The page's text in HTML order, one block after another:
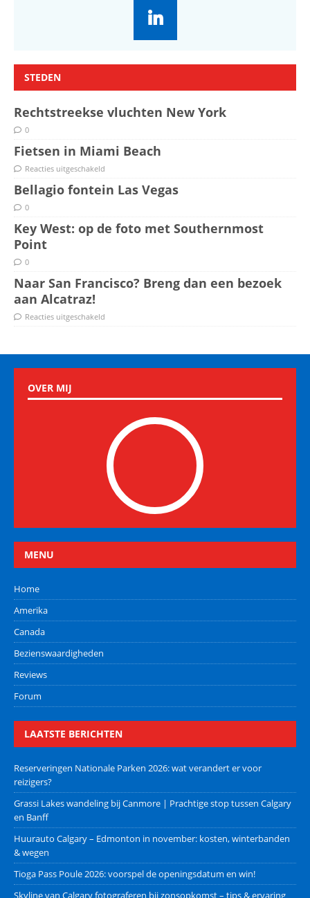
STEDEN
Rechtstreekse vluchten New York
0
Fietsen in Miami Beach
Reacties uitgeschakeld
Bellagio fontein Las Vegas
0
Key West: op de foto met Southernmost
Point
0
Naar San Francisco? Breng dan een bezoek
aan Alcatraz!
Reacties uitgeschakeld
OVER MIJ
MENU
Home
Amerika
Canada
Bezienswaardigheden
Reviews
Forum
LAATSTE BERICHTEN
Reserveringen Nationale Parken 2026: wat verandert er voor
reizigers?
Grassi Lakes wandeling bij Canmore | Prachtige stop tussen Calgary
en Banff
Huurauto Calgary – Edmonton in november: kosten, winterbanden
& wegen
Tioga Pass Poule 2026: voorspel de openingsdatum en win!
Skyline van Calgary fotograferen bij zonsopkomst – tips & ervaring